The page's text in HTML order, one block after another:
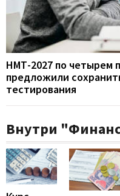
НМТ-2027 по четырем
предложили
тестирования
Внутри